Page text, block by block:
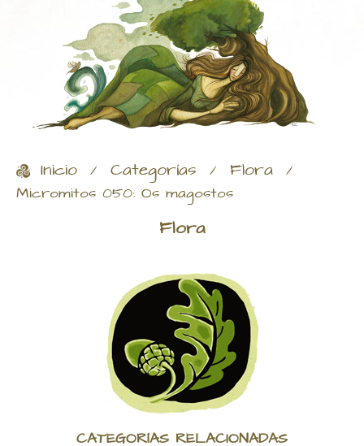
Inicio / Categorías / Flora /
Micromitos 050: Os magostos
Flora
CATEGORÍAS RELACIONADAS